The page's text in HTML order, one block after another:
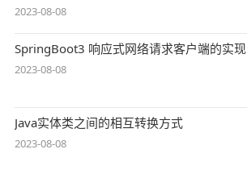
2023-08-08
SpringBoot3 响应式网络请求客户端的实现
2023-08-08
Java实体类之间的相互转换方式
2023-08-08